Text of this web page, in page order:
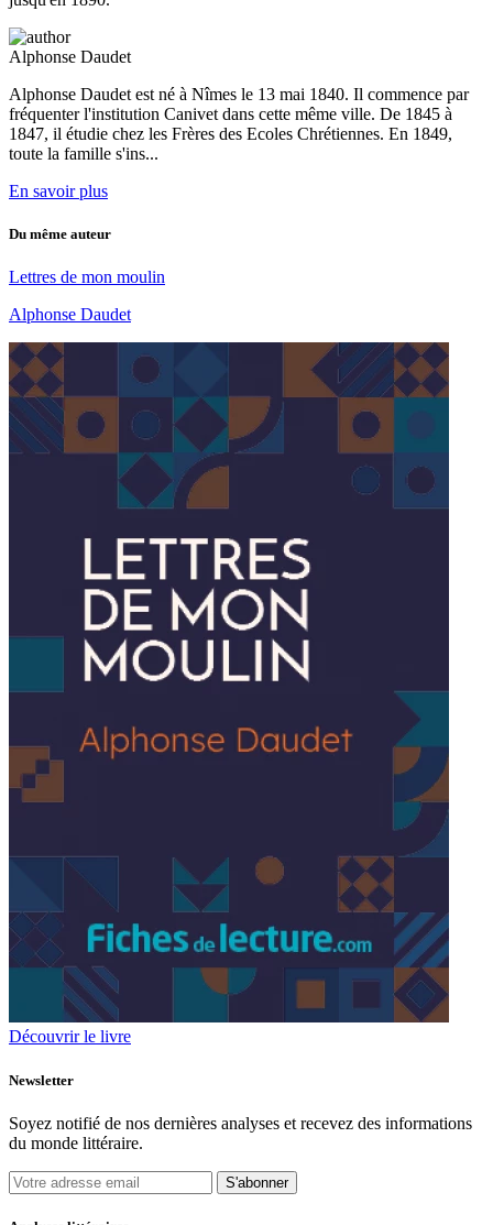
Alphonse Daudet
Alphonse Daudet est né à Nîmes le 13 mai 1840. Il commence par
fréquenter l'institution Canivet dans cette même ville. De 1845 à
1847, il étudie chez les Frères des Ecoles Chrétiennes. En 1849,
toute la famille s'ins...
En savoir plus
Du même auteur
Lettres de mon moulin
Alphonse Daudet
Découvrir le livre
Newsletter
Soyez notifié de nos dernières analyses et recevez des informations
du monde littéraire.
S'abonner